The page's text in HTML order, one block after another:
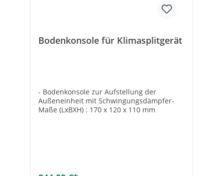
Bodenkonsole für Klimasplitgerät
- Bodenkonsole zur Aufstellung der
Außeneinheit mit Schwingungsdämpfer-
Maße (LxBXH) : 170 x 120 x 110 mm